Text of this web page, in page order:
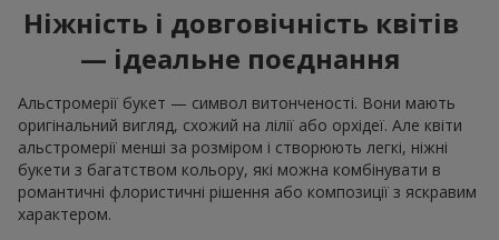
Ніжність і довговічність квітів
— ідеальне поєднання
Альстромерії букет — символ витонченості. Вони мають
оригінальний вигляд, схожий на лілії або орхідеї. Але квіти
альстромерії менші за розміром і створюють легкі, ніжні
букети з багатством кольору, які можна комбінувати в
романтичні флористичні рішення або композиції з яскравим
характером.